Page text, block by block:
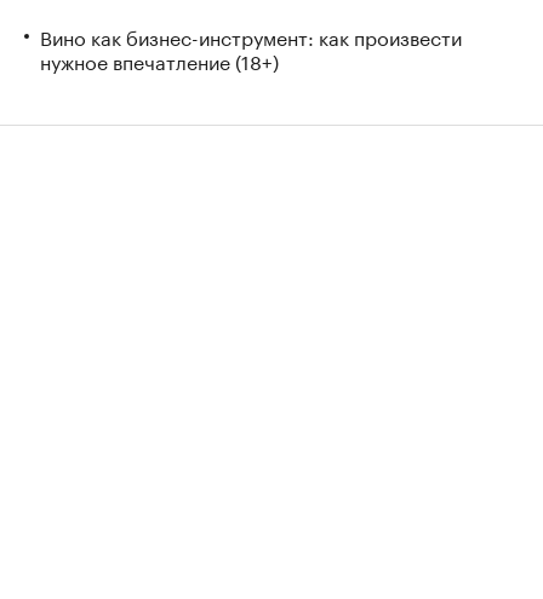
Вино как бизнес-инструмент: как произвести
нужное впечатление (18+)